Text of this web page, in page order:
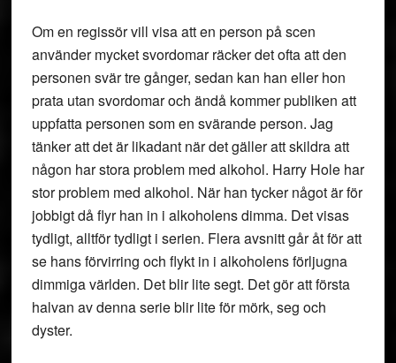
Om en regissör vill visa att en person på scen
använder mycket svordomar räcker det ofta att den
personen svär tre gånger, sedan kan han eller hon
prata utan svordomar och ändå kommer publiken att
uppfatta personen som en svärande person. Jag
tänker att det är likadant när det gäller att skildra att
någon har stora problem med alkohol. Harry Hole har
stor problem med alkohol. När han tycker något är för
jobbigt då flyr han in i alkoholens dimma. Det visas
tydligt, alltför tydligt i serien. Flera avsnitt går åt för att
se hans förvirring och flykt in i alkoholens förljugna
dimmiga världen. Det blir lite segt. Det gör att första
halvan av denna serie blir lite för mörk, seg och
dyster.